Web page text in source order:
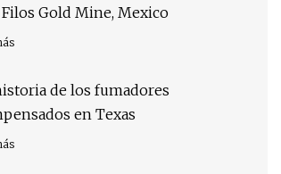
Gold Mine, Mexico
de los fumadores
​​en Texas